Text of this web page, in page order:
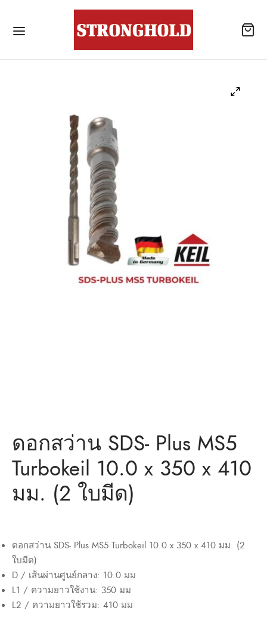
ดอกสว่าน SDS- Plus MS5
Turbokeil 10.0 x 350 x 410
มม. (2 ใบมีด)
ดอกสว่าน SDS- Plus MS5 Turbokeil 10.0 x 350 x 410 มม. (2
ใบมีด)
D / เส้นผ่านศูนย์กลาง: 10.0 มม
L1 / ความยาวใช้งาน: 350 มม
L2 / ความยาวใช้รวม: 410 มม
บไม่เจาะนำปลายสว่าน
หะสำหรับงานโครงสร้างเหล็ก / สกรูยึดหลังคา
เสริมสำหรับหลังคา
คมีสำหรับงานเจาะเสียบเหล็ก / พุกเคมี
คมีสำหรับงานเจาะเสียบเหล็ก / อุปกรณ์เสริม